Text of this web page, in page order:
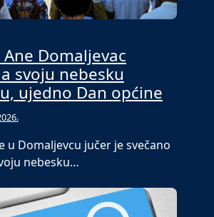
Ane Domaljevac
svoju nebesku
ujedno Dan općine
u Domaljevcu jučer je svečano
nebesku…